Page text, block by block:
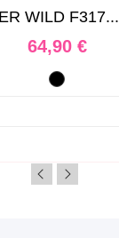
WILD F317...
Prix
64,90 €
Noir